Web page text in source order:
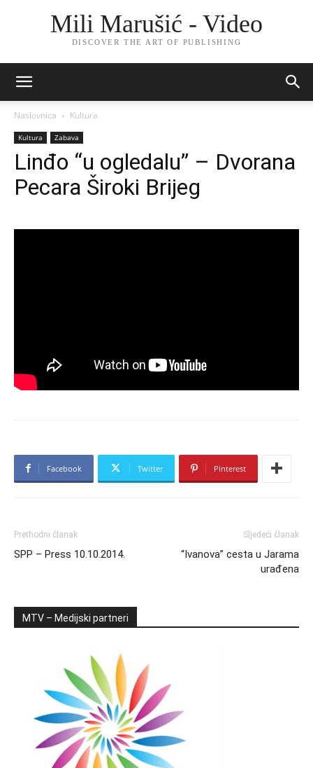
Mili Marušić - Video
DISCOVER THE ART OF PUBLISHING
Naslovnica Kultura
Kultura Zabava
Linđo “u ogledalu” – Dvorana
Pecara Široki Brijeg
Facebook Twitter Pinterest
Prethodni članak
SPP – Press 10.10.2014.
Sljedeći članak
“Ivanova” cesta u Jarama
urađena
MTV – Medijski partneri